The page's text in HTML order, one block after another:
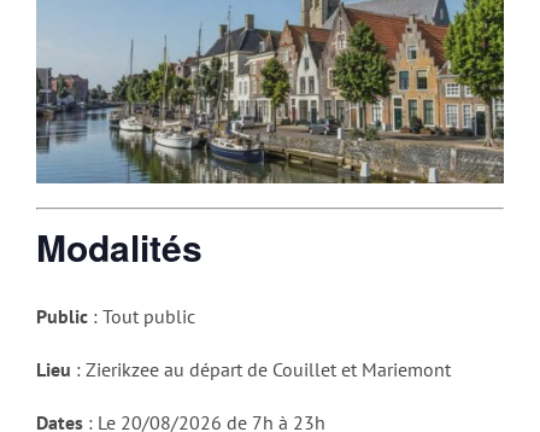
Modalités
Public : Tout public
Lieu : Zierikzee au départ de Couillet et Mariemont
Dates : Le 20/08/2026 de 7h à 23h